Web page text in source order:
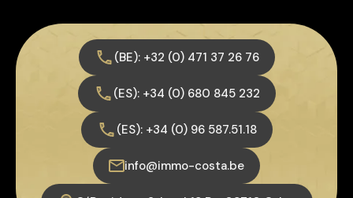
(BE): +32 (0) 471 37 26 76
(ES): +34 (0) 680 845 232
(ES): +34 (0) 96 587.51.18
info@immo-costa.be